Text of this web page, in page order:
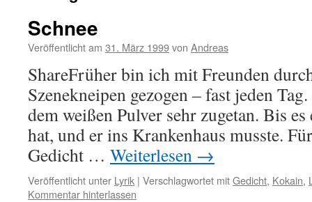
Schnee
Veröffentlicht am 31. März 1999von Andreas
ShareFrüher bin ich mit Freunden
Szenekneipen gezogen – fast jeden
dem weißen Pulver sehr zugetan. Bis
hat, und er ins Krankenhaus musste.
Gedicht … Weiterlesen →
Veröffentlicht unter Lyrik | Verschlagwortet mitGedicht, Kokain,
Kommentar hinterlassen